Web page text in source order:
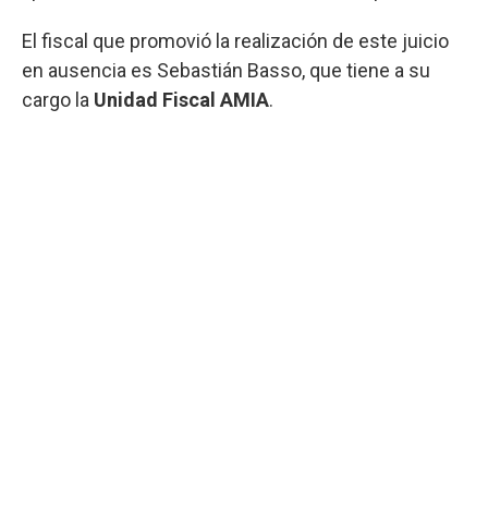
El fiscal que promovió la realización de este juicio
en ausencia es Sebastián Basso, que tiene a su
cargo la Unidad Fiscal AMIA.